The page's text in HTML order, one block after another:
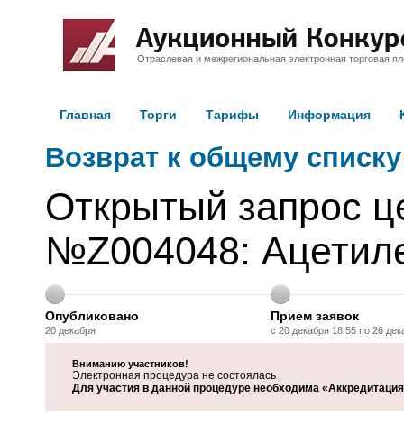
Отраслевая и межрегиональная электронная торговая
Главная Торги Тарифы Информация
Возврат к общему списку
Открытый запрос
№Z004048:
Опубликовано
20 декабря
Прием заявок
с 20 декабря 18:55 по 26
Вниманию участников!
Электронная процедура не состоялась .
Для участия в данной процедуре необходима